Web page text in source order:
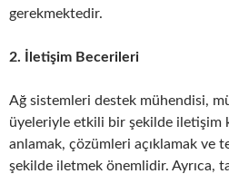
gerekmektedir.
2. İletişim Becerileri
Ağ sistemleri destek mühendisi,
üyeleriyle etkili bir şekilde iletişim
anlamak, çözümleri açıklamak ve
şekilde iletmek önemlidir. Ayrıca,